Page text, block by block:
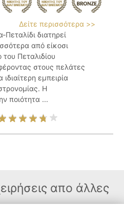
Δείτε περισσότερα >>
Πεταλίδι διατηρεί
από είκοσι
Πεταλιδίου
στους πελάτες
εμπειρία
Η
ποιότητα ...
απο άλλες